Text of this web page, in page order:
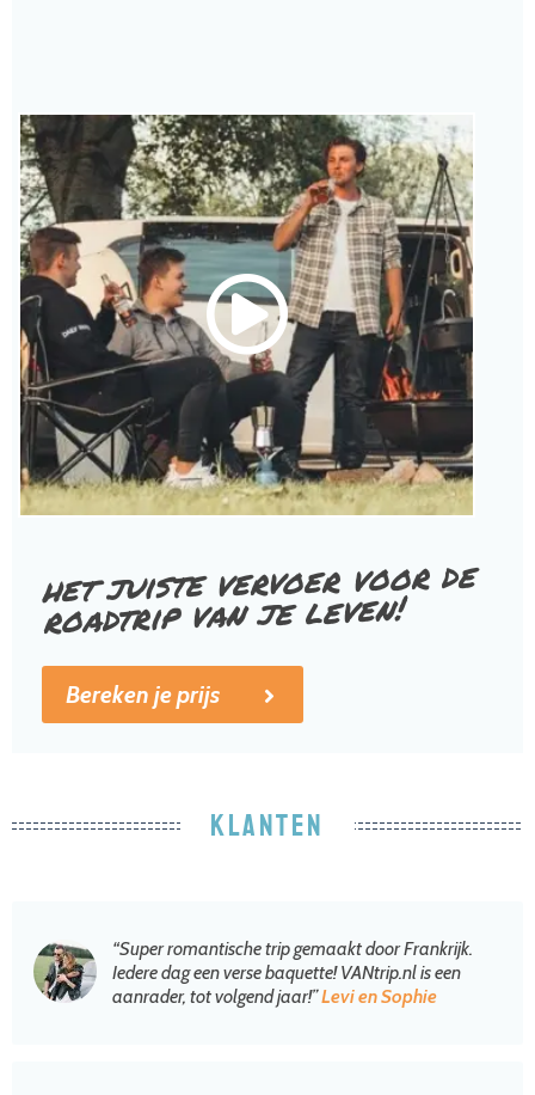
het juiste vervoer voor de
roadtrip van je leven!
Bereken je prijs
KLANTEN
“Super romantische trip gemaakt door Frankrijk.
Iedere dag een verse baquette! VANtrip.nl is een
aanrader, tot volgend jaar!”Levi en Sophie